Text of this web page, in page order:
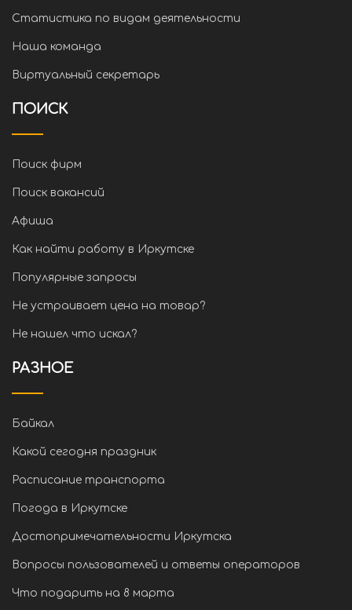
Статистика по видам деятельности
Наша команда
Виртуальный секретарь
ПОИСК
Поиск фирм
Поиск вакансий
Афиша
Как найти работу в Иркутске
Популярные запросы
Не устраивает цена на товар?
Не нашел что искал?
РАЗНОЕ
Байкал
Какой сегодня праздник
Расписание транспорта
Погода в Иркутске
Достопримечательности Иркутска
Вопросы пользователей и ответы операторов
Что подарить на 8 марта